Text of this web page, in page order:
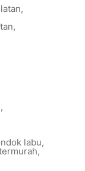
,
,
,
labu,
,